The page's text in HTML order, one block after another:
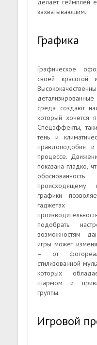
делает геймплей
захватывающим.
Графика
Графическое
своей красотой
среда создают
который хочется
Спецэффекты,
тень и
правдоподобия
процессе.
показана гладко,
происходящему
графики
гаджетах
подобрать
возможностям
игры может
– от
стилизованной
которых
шармом и
группы.
Игровой